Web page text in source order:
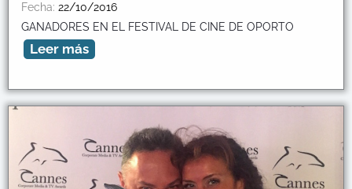
Fecha: 22/10/2016
GANADORES EN EL FESTIVAL DE CINE DE OPORTO
Leer más